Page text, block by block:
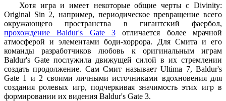
Хотя игра и имеет некоторые общие черты с Divinity:
Original Sin 2, например, периодическое превращение всего
окружающего пространства в гигантский фаербол,
прохождение Baldur's Gate 3 отличается более мрачной
атмосферой и элементами боди-хоррора. Для Смита и его
команды разработчиков любовь к оригинальным играм
Baldur's Gate послужила движущей силой в их стремлении
создать продолжение. Сам Смит называет Ultima 7, Baldur's
Gate 1 и 2 своими личными источниками вдохновения для
создания ролевых игр, подчеркивая значимость этих игр в
формировании их видения Baldur's Gate 3.